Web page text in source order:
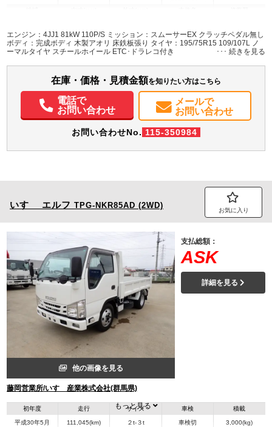
群馬県
W:1,610
H:370
W:1,690
H:1,970
無
パワステ パワーウィンドウ ABS エアバッグ 集中ドアロック
PMマフラー
エンジン：4JJ1 81kW 110P/S ミッション：スムーサーEX クラッチペダル無し
ボディ：完成ボディ 木製アオリ 床鉄板張り タイヤ：195/75R15 109/107L ノ
ーマルタイヤ スチールホイール ETC･ドラレコ付き
在庫・価格・見積金額を知りたい方はこちら
電話で
お問い合わせ
メールで
お問い合わせ
お問い合わせNo. 115-350984
いすゞ エルフ TPG-NKR85AD (2WD)
お気に入り
他の画像を見る
藤岡営業所/いすゞ産業株式会社(群馬県)
支払総額：
ASK
詳細を見る
初年度
平成30年5月
走行
111,045(km)
サイズ
２t-３t
車検
車検切
積載
3,000(kg)
もっと見る